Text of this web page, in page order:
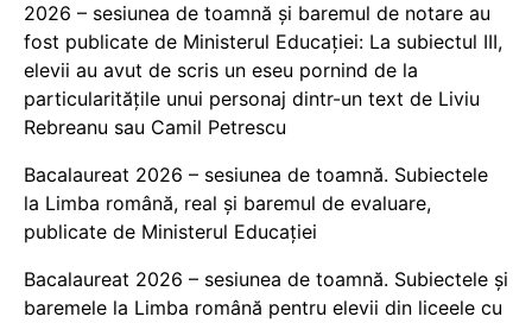
2026 – sesiunea de toamnă și baremul de notare au
fost publicate de Ministerul Educației: La subiectul III,
elevii au avut de scris un eseu pornind de la
particularitățile unui personaj dintr-un text de Liviu
Rebreanu sau Camil Petrescu
Bacalaureat 2026 – sesiunea de toamnă. Subiectele
la Limba română, real și baremul de evaluare,
publicate de Ministerul Educației
Bacalaureat 2026 – sesiunea de toamnă. Subiectele și
baremele la Limba română pentru elevii din liceele cu